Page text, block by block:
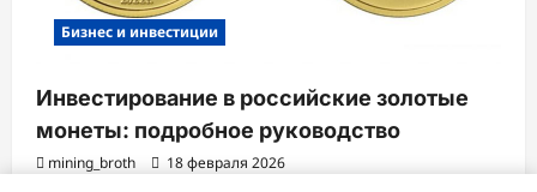
Бизнес и инвестиции
Инвестирование в российские золотые
монеты: подробное руководство
mining_broth 18 февраля 2026